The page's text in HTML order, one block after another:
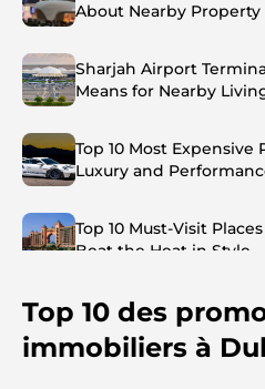
About Nearby
Sharjah Airport
Means for Nearby
Top 10 Most Expensive
Luxury and
Top 10 Must-Visit
Beat the Heat in Style
Top 7 Busiest Airports
Top 10 des
immobiliers à